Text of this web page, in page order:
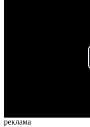
реклама